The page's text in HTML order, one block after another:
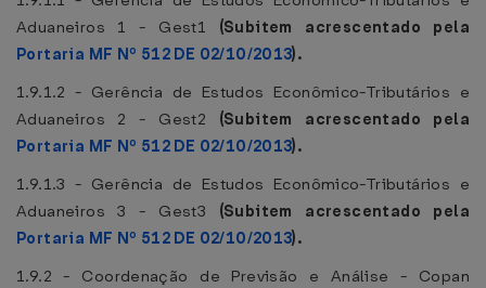
Aduaneiros 1 - Gest1 (Subitem acrescentado pela
Portaria MF Nº 512 DE 02/10/2013).
1.9.1.2 - Gerência de Estudos Econômico-Tributários e
Aduaneiros 2 - Gest2 (Subitem acrescentado pela
Portaria MF Nº 512 DE 02/10/2013).
1.9.1.3 - Gerência de Estudos Econômico-Tributários e
Aduaneiros 3 - Gest3 (Subitem acrescentado pela
Portaria MF Nº 512 DE 02/10/2013).
1.9.2 - Coordenação de Previsão e Análise - Copan